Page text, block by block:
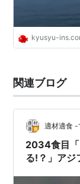
kyusyu-
関連ブログ
適材適食 -
2034食目「
る!？」アジ